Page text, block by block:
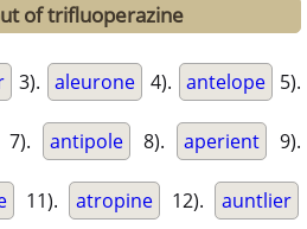
of trifluoperazine
3). aleurone 4). antelope 5).
7). antipole 8). aperient 9).
11). atropine 12). auntlier